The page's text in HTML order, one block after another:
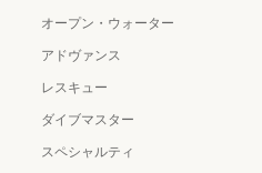
オープン・ウォーター
アドヴァンス
レスキュー
ダイブマスター
スペシャルティ